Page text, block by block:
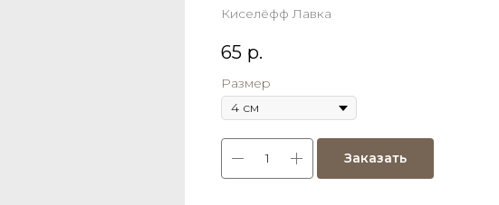
Киселёфф Лавка
65 р.
Размер
Заказать